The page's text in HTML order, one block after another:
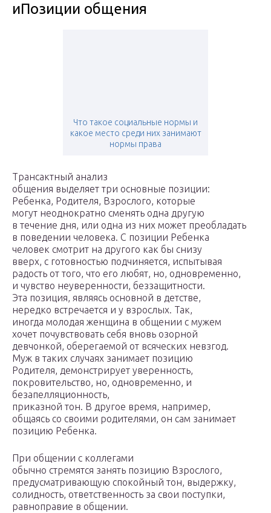
иПозиции общения
Что такое социальные нормы и
какое место среди них занимают
нормы права
Трансактный анализ
общения выделяет три основные позиции:
Ребенка, Родителя, Взрослого, которые
могут неоднократно сменять одна другую
в течение дня, или одна из них может преобладать
в поведении человека. С позиции Ребенка
человек смотрит на другого как бы снизу
вверх, с готовностью подчиняется, испытывая
радость от того, что его любят, но, одновременно,
и чувство неуверенности, беззащитности.
Эта позиция, являясь основной в детстве,
нередко встречается и у взрослых. Так,
иногда молодая женщина в общении с мужем
хочет почувствовать себя вновь озорной
девчонкой, оберегаемой от всяческих невзгод.
Муж в таких случаях занимает позицию
Родителя, демонстрирует уверенность,
покровительство, но, одновременно, и
безапелляционность,
приказной тон. В другое время, например,
общаясь со своими родителями, он сам занимает
позицию Ребенка.
При общении с коллегами
обычно стремятся занять позицию Взрослого,
предусматривающую спокойный тон, выдержку,
солидность, ответственность за свои поступки,
равноправие в общении.